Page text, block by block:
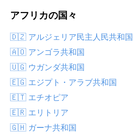
アフリカの国々
🇩🇿 アルジェリア民主人民共和国
🇦🇴 アンゴラ共和国
🇺🇬 ウガンダ共和国
🇪🇬 エジプト・アラブ共和国
🇪🇹 エチオピア
🇪🇷 エリトリア
🇬🇭 ガーナ共和国